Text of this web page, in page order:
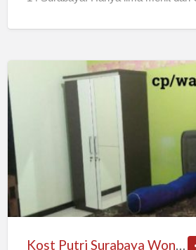
Putri
Surabaya
Wonocolo
Kost Putri Surabaya Wonocolo